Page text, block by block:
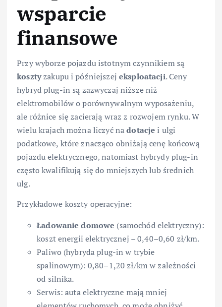
wsparcie
finansowe
Przy wyborze pojazdu istotnym czynnikiem są
kosztyzakupu i późniejszejeksploatacji. Ceny
hybryd plug-in są zazwyczaj niższe niż
elektromobilów o porównywalnym wyposażeniu,
ale różnice się zacierają wraz z rozwojem rynku. W
wielu krajach można liczyć nadotacje i ulgi
podatkowe, które znacząco obniżają cenę końcową
pojazdu elektrycznego, natomiast hybrydy plug-in
często kwalifikują się do mniejszych lub średnich
ulg.
Przykładowe koszty operacyjne:
Ładowanie domowe (samochód elektryczny):
koszt energii elektrycznej – 0,40–0,60 zł/km.
Paliwo (hybryda plug-in w trybie
spalinowym): 0,80–1,20 zł/km w zależności
od silnika.
Serwis: auta elektryczne mają mniej